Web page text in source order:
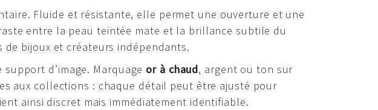
Fluide et résistante, elle permet une ouverture et une
entre la peau teintée mate et la brillance subtile du
bijoux et créateurs indépendants.
d’image. Marquage or à chaud, argent ou ton sur
aux collections : chaque détail peut être ajusté pour
ainsi discret mais immédiatement identifiable.